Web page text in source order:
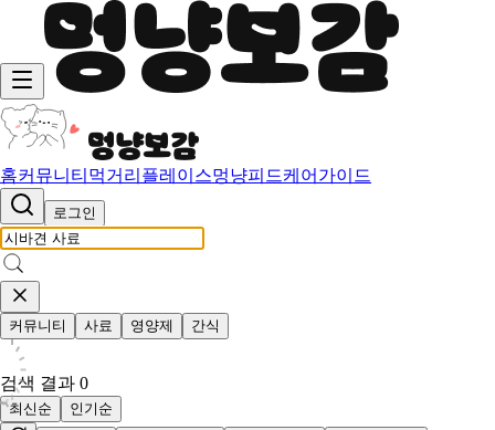
홈커뮤니티 먹거리 플레이스멍냥피드케어가이드
로그인
커뮤니티 사료 영양제 간식
검색 결과 0
최신순
인기순